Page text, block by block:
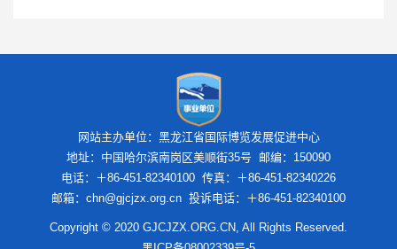
网站主办单位：黑龙江省国际博览发展促进中心
地址：中国哈尔滨南岗区美顺街35号 邮编：150090
电话：＋86-451-82340100 传真：＋86-451-82340226
邮箱：chn@gjcjzx.org.cn 投诉电话：＋86-451-82340100
Copyright © 2020 GJCJZX.ORG.CN, All Rights Reserved.